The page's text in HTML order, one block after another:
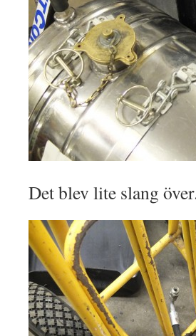
Det blev lite slang